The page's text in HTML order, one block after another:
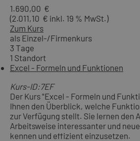
1.690,00 €
(2.011,10 € inkl. 19 % MwSt.)
Zum Kurs
als Einzel-/Firmenkurs
3 Tage
1 Standort
Excel - Formeln und Funktionen
Kurs-ID:7EF
Der Kurs "Excel - Formeln und
Ihnen den Überblick, welche
zur Verfügung stellt. Sie lernen den
Arbeitsweise interessanter und
kennen und effizient einzusetzen.